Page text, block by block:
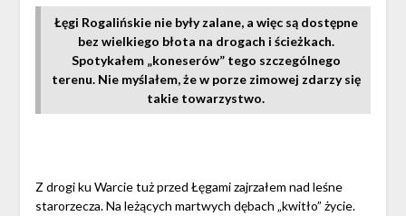
Łęgi Rogalińskie nie były zalane, a więc są dostępne
bez wielkiego błota na drogach i ścieżkach.
Spotykałem „koneserów” tego szczególnego
terenu. Nie myślałem, że w porze zimowej zdarzy się
takie towarzystwo.
Z drogi ku Warcie tuż przed Łęgami zajrzałem nad leśne
starorzecza. Na leżących martwych dębach „kwitło” życie.